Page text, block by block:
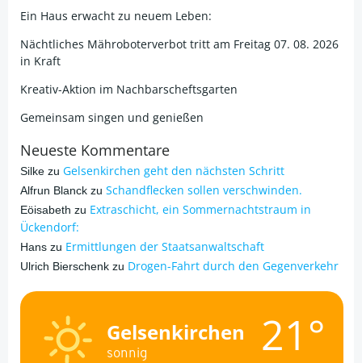
Ein Haus erwacht zu neuem Leben:
Nächtliches Mähroboterverbot tritt am Freitag 07. 08. 2026
in Kraft
Kreativ-Aktion im Nachbarscheftsgarten
Gemeinsam singen und genießen
Neueste Kommentare
Silke zu Gelsenkirchen geht den nächsten Schritt
Alfrun Blanck zu Schandflecken sollen verschwinden.
Eöisabeth zu Extraschicht, ein Sommernachtstraum in
Ückendorf:
Hans zu Ermittlungen der Staatsanwaltschaft
Ulrich Bierschenk zu Drogen-Fahrt durch den Gegenverkehr
Gelsenkirchen
sonnig 21°